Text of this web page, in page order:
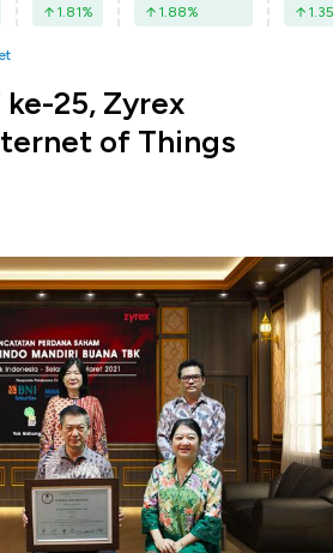
1.81% 1.88% 1.35
25, Zyrex
of Things